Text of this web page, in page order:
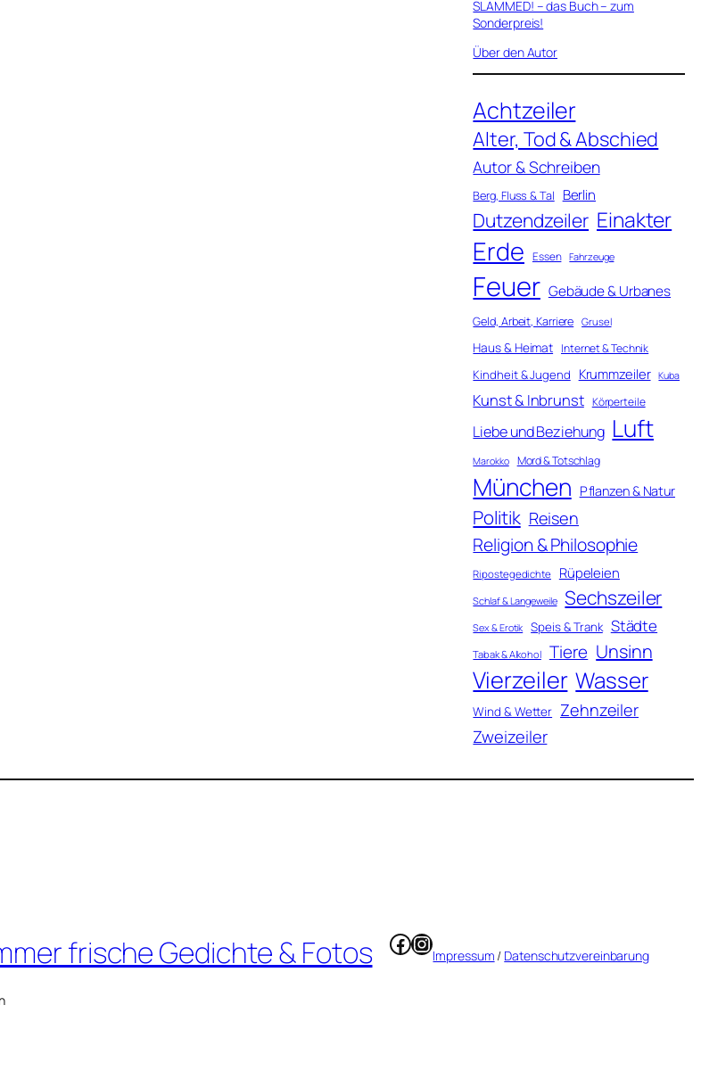
SLAMMED! – das Buch – zum
Sonderpreis!
Über den Autor
Achtzeiler
Alter, Tod & Abschied
Autor & Schreiben
Berg, Fluss & Tal Berlin
Dutzendzeiler Einakter
Erde Essen Fahrzeuge
Feuer Gebäude & Urbanes
Geld, Arbeit, Karriere Grusel
Haus & Heimat Internet & Technik
Kindheit & Jugend Krummzeiler Kuba
Kunst & Inbrunst Körperteile
Liebe und Beziehung Luft
Marokko Mord & Totschlag
München Pflanzen & Natur
Politik Reisen
Religion & Philosophie
Ripostegedichte Rüpeleien
Schlaf & Langeweile Sechszeiler
Sex & Erotik Speis & Trank Städte
Tabak & Alkohol Tiere Unsinn
Vierzeiler Wasser
Wind & Wetter Zehnzeiler
Zweizeiler
frische Gedichte & Fotos Facebook
Instagram
Impressum / Datenschutzvereinbarung